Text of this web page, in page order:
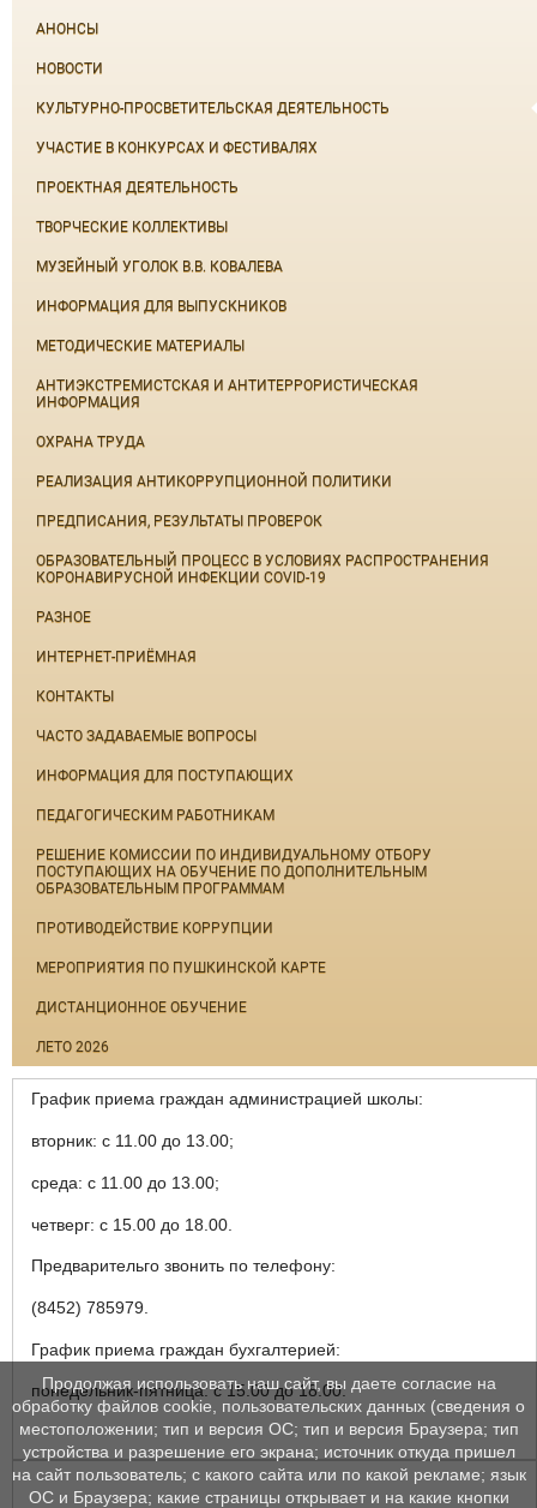
АНОНСЫ
НОВОСТИ
КУЛЬТУРНО-ПРОСВЕТИТЕЛЬСКАЯ ДЕЯТЕЛЬНОСТЬ
УЧАСТИЕ В КОНКУРСАХ И ФЕСТИВАЛЯХ
ПРОЕКТНАЯ ДЕЯТЕЛЬНОСТЬ
ТВОРЧЕСКИЕ КОЛЛЕКТИВЫ
МУЗЕЙНЫЙ УГОЛОК В.В. КОВАЛЕВА
ИНФОРМАЦИЯ ДЛЯ ВЫПУСКНИКОВ
МЕТОДИЧЕСКИЕ МАТЕРИАЛЫ
АНТИЭКСТРЕМИСТСКАЯ И АНТИТЕРРОРИСТИЧЕСКАЯ
ИНФОРМАЦИЯ
ОХРАНА ТРУДА
РЕАЛИЗАЦИЯ АНТИКОРРУПЦИОННОЙ ПОЛИТИКИ
ПРЕДПИСАНИЯ, РЕЗУЛЬТАТЫ ПРОВЕРОК
ОБРАЗОВАТЕЛЬНЫЙ ПРОЦЕСС В УСЛОВИЯХ РАСПРОСТРАНЕНИЯ
КОРОНАВИРУСНОЙ ИНФЕКЦИИ COVID-19
РАЗНОЕ
ИНТЕРНЕТ-ПРИЁМНАЯ
КОНТАКТЫ
ЧАСТО ЗАДАВАЕМЫЕ ВОПРОСЫ
ИНФОРМАЦИЯ ДЛЯ ПОСТУПАЮЩИХ
ПЕДАГОГИЧЕСКИМ РАБОТНИКАМ
РЕШЕНИЕ КОМИССИИ ПО ИНДИВИДУАЛЬНОМУ ОТБОРУ
ПОСТУПАЮЩИХ НА ОБУЧЕНИЕ ПО ДОПОЛНИТЕЛЬНЫМ
ОБРАЗОВАТЕЛЬНЫМ ПРОГРАММАМ
ПРОТИВОДЕЙСТВИЕ КОРРУПЦИИ
МЕРОПРИЯТИЯ ПО ПУШКИНСКОЙ КАРТЕ
ДИСТАНЦИОННОЕ ОБУЧЕНИЕ
ЛЕТО 2026
График приема граждан администрацией школы:
вторник: с 11.00 до 13.00;
среда: с 11.00 до 13.00;
четверг: с 15.00 до 18.00.
Предварительго звонить по телефону:
(8452) 785979.
График приема граждан бухгалтерией:
понедельник-пятница: с 15.00 до 18.00.
Продолжая использовать наш сайт, вы даете согласие на
обработку файлов cookie, пользовательских данных (сведения о
местоположении; тип и версия ОС; тип и версия Браузера; тип
устройства и разрешение его экрана; источник откуда пришел
на сайт пользователь; с какого сайта или по какой рекламе; язык
ОС и Браузера; какие страницы открывает и на какие кнопки